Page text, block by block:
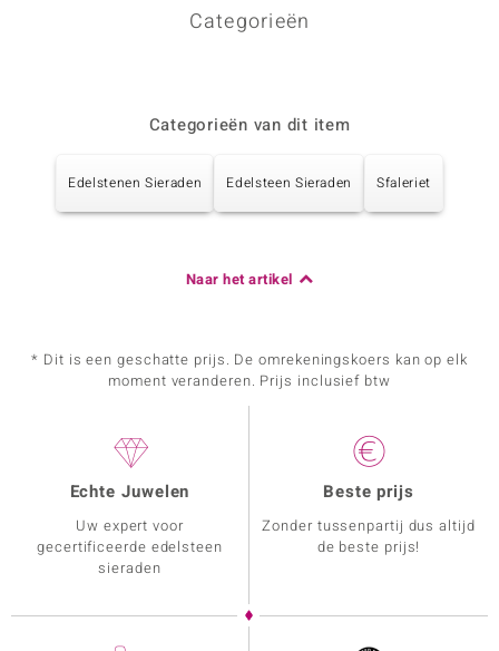
Categorieën
Categorieën van dit item
Edelstenen Sieraden Edelsteen Sieraden Sfaleriet
Naar het artikel
* Dit is een geschatte prijs. De omrekeningskoers kan op elk
moment veranderen. Prijs inclusief btw
Echte Juwelen
Uw expert voor
gecertificeerde edelsteen
sieraden
Beste prijs
Zonder tussenpartij dus altijd
de beste prijs!